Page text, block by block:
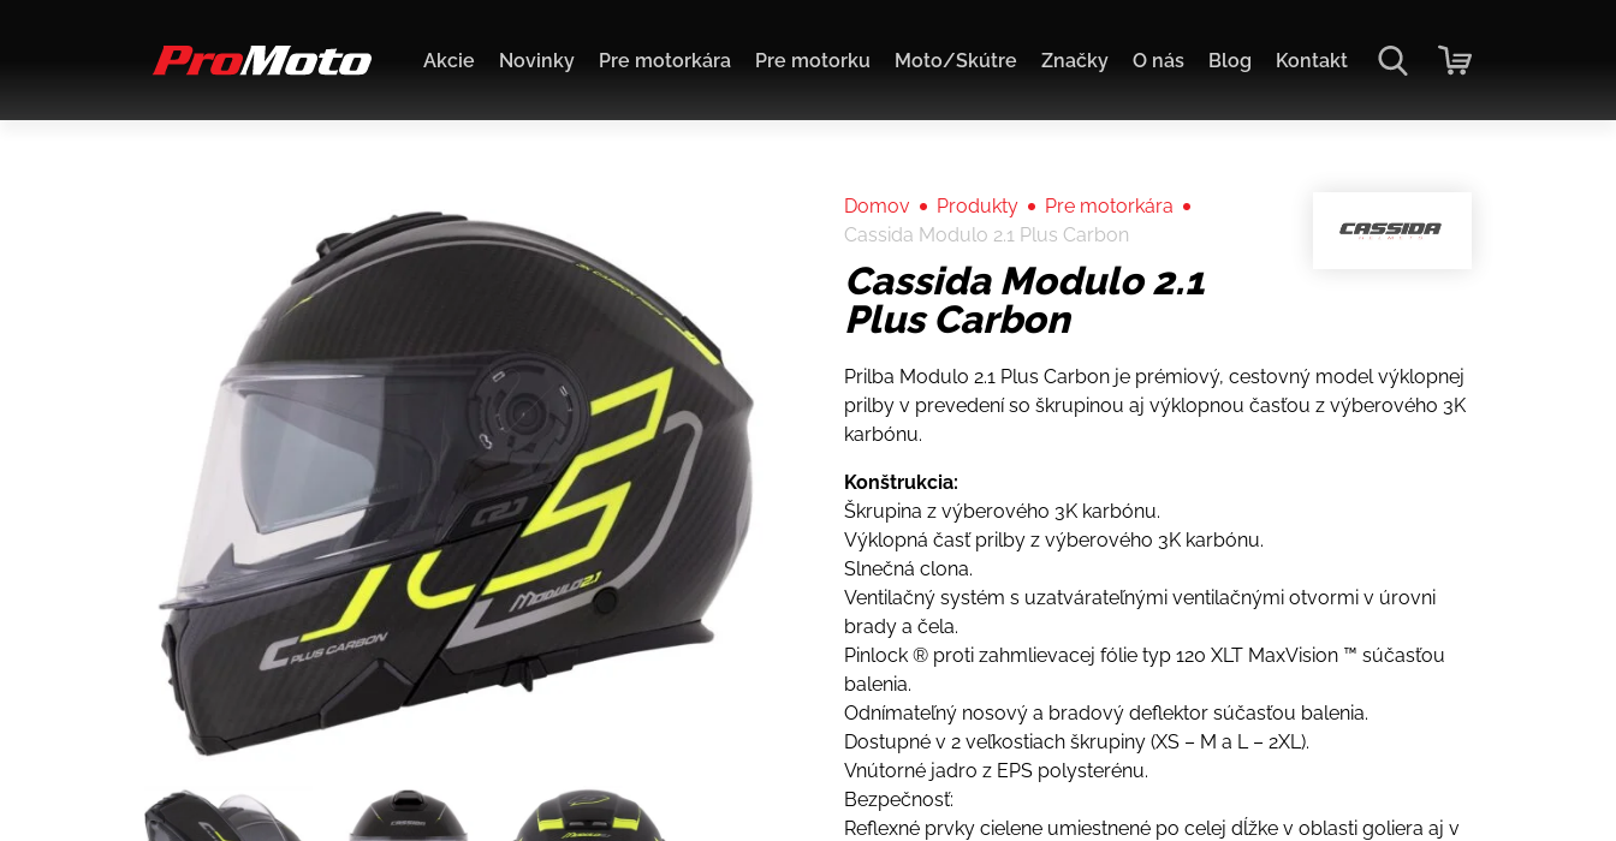
Akcie Novinky Pre motorkára Pre motorku Moto/Skútre Značky O nás Blog Kontakt
Domov Produkty
Pre motorkára
Cassida Modulo 2.1 Plus Carbon
Cassida Modulo 2.1
Plus Carbon
Prilba Modulo 2.1 Plus Carbon je prémiový, cestovný model výklopnej
prilby v prevedení so škrupinou aj výklopnou časťou z výberového 3K
karbónu.
Konštrukcia:
Škrupina z výberového 3K karbónu.
Výklopná časť prilby z výberového 3K karbónu.
Slnečná clona.
Ventilačný systém s uzatvárateľnými ventilačnými otvormi v úrovni
brady a čela.
Pinlock ® proti zahmlievacej fólie typ 120 XLT MaxVision ™ súčasťou
balenia.
Odnímateľný nosový a bradový deflektor súčasťou balenia.
Dostupné v 2 veľkostiach škrupiny (XS – M a L – 2XL).
Vnútorné jadro z EPS polysterénu.
Bezpečnosť:
Reflexné prvky cielene umiestnené po celej dĺžke v oblasti goliera aj v